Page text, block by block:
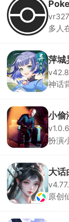
多人
萍城
v42.8
神话
小偷
v1.0.6
扮演
大话
原创